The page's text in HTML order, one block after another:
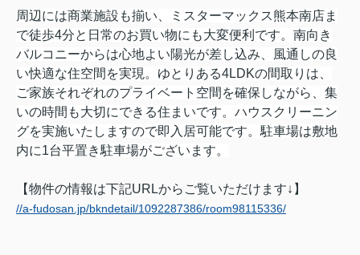
周辺には商業施設も揃い、ミスターマックス熊本南店ま
で徒歩4分と日常のお買い物にも大変便利です。南向き
バルコニーからは心地よい陽光が差し込み、風通しの良
い快適な住空間を実現。ゆとりある4LDKの間取りは、
ご家族それぞれのプライベート空間を確保しながら、集
いの時間も大切にできる住まいです。ハウスクリーニン
グを実施いたしますので即入居可能です。駐車場は敷地
内に1台平置き駐車場がございます。
【物件の情報は下記URLからご覧いただけます↓】
//a-fudosan.jp/bkndetail/1092287386/room98115336/